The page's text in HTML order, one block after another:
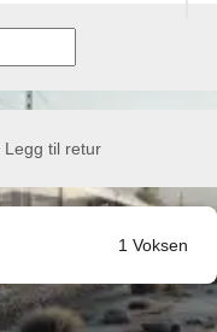
Legg til retur
1 Voksen